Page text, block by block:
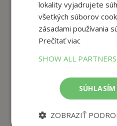
14,99 €
4 €
V podmienke
lokality vyjadrujete
všetkých súborov
zásadami používania
Prečítať viac
SHOW ALL
ZOBRAZIŤ